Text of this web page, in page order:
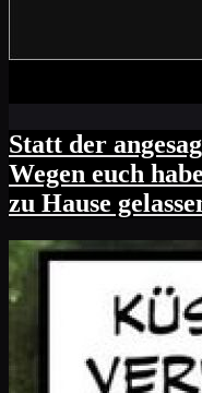
Statt der
Wegen euch
zu Hause